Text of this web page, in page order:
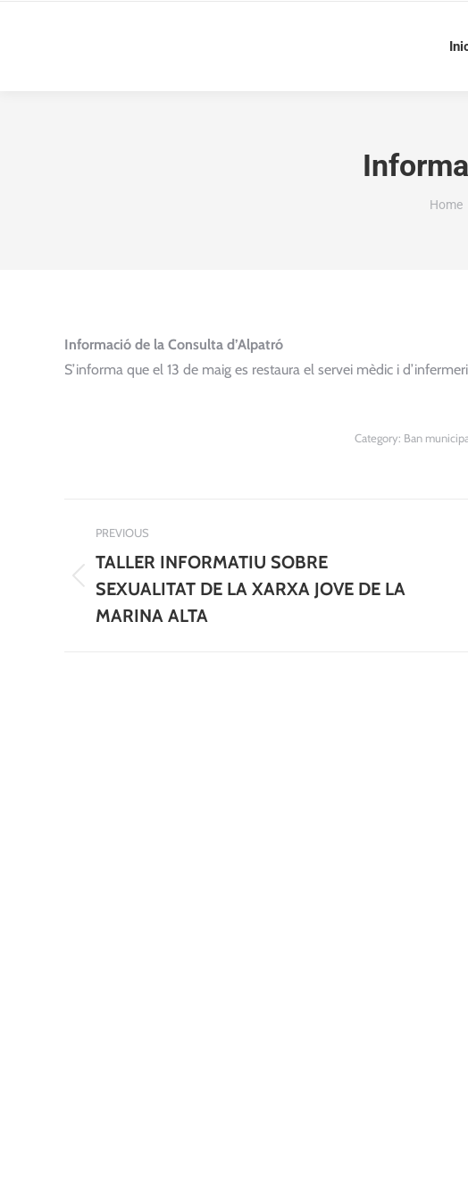
You
Home
Informació de la Consulta d’Alpatró
S’informa que el 13 de maig es restaura el servei mèdic i
Category: Ban
navigation
PREVIOUS
Previous
post:
TALLER INFORMATIU SOBRE
SEXUALITAT DE LA XARXA JOVE DE LA
MARINA ALTA